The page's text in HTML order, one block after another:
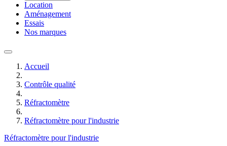
Location
Aménagement
Essais
Nos marques
Accueil
Contrôle qualité
Réfractomètre
Réfractomètre pour l'industrie
Réfractomètre pour l'industrie